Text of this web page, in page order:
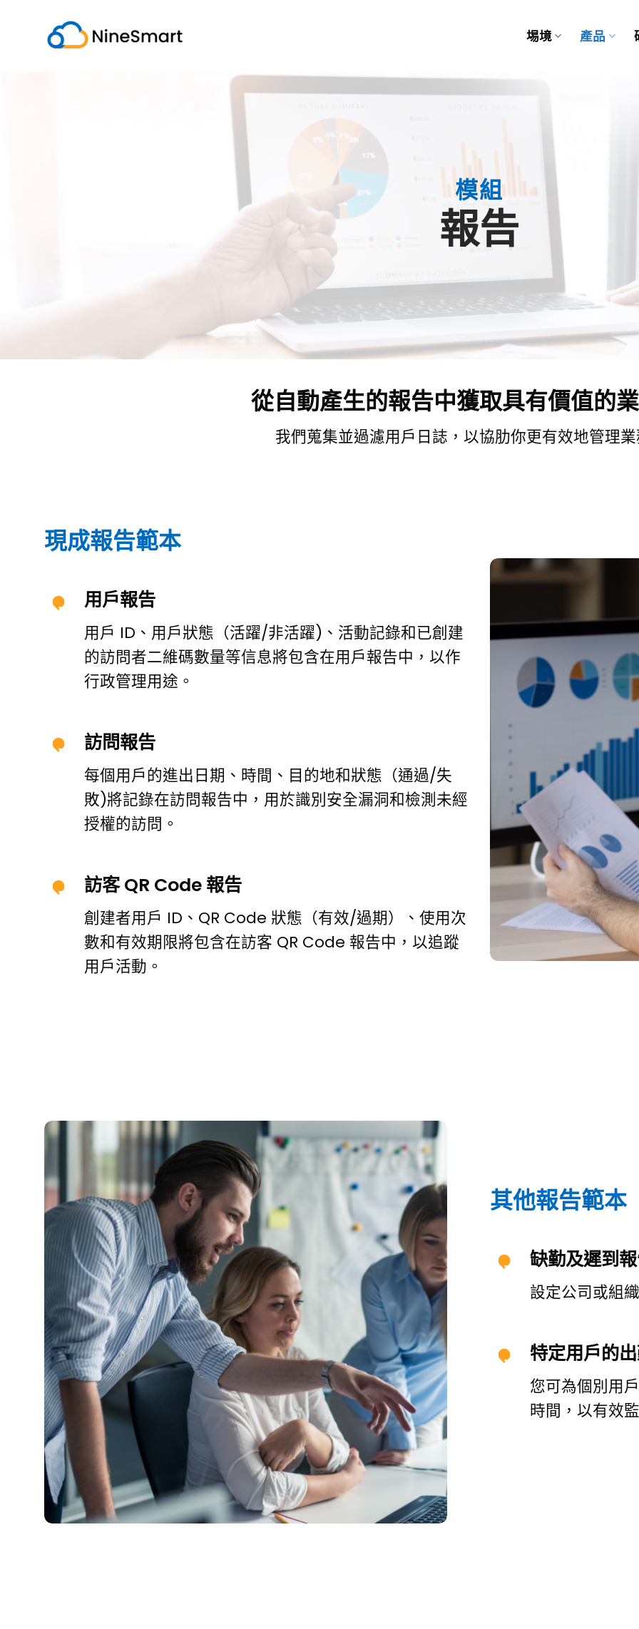
埸境 產品
模組
報告
從自動產生的報告中獲取具有價值的
我們蒐集並過濾用戶日誌，以協肋你更有效地管理
現成報告範本
用戶報告
用戶 ID、用戶狀態（活躍/非活躍)、活動記錄和已創建
的訪問者二維碼數量等信息將包含在用戶報告中，以作
行政管理用途。
訪問報告
每個用戶的進出日期、時間、目的地和狀態（通過/失
敗)將記錄在訪問報告中，用於識別安全漏洞和檢測未經
授權的訪問。
訪客 QR Code 報告
創建者用戶 ID、QR Code 狀態（有效/過期）、使用次
數和有效期限將包含在訪客 QR Code 報告中，以追蹤
用戶活動。
其他報告範本
缺勤及遲到
設定公司或組
特定用戶的
您可為個別用
時間，以有效